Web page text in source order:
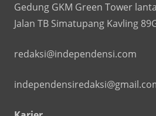
Gedung GKM Green Tower
Jalan TB Simatupang Kavling
redaksi@independensi.com